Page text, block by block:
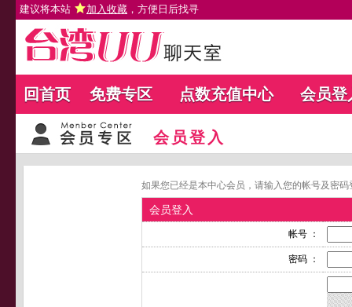
建议将本站 加入收藏 ，方便日后找寻
回首页 免费专区 点数充值中心 会员登
会员登入
如果您已经是本中心会员，请输入您的帐号及密
会员登入
帐号 ：
密码 ：